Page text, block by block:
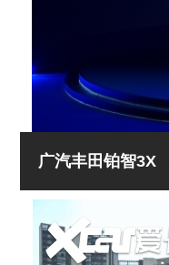
广汽丰田铂智3X